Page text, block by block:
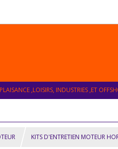
,LOISIRS, INDUSTRIES ,ET
KITS D'ENTRETIEN MOTEUR